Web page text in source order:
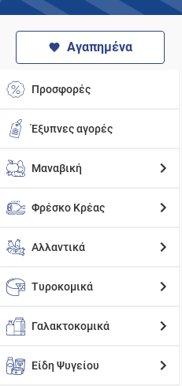
Αγαπημένα
Προσφορές
Έξυπνες αγορές
Μαναβική
Φρέσκο Κρέας
Αλλαντικά
Τυροκομικά
Γαλακτοκομικά
Είδη Ψυγείου